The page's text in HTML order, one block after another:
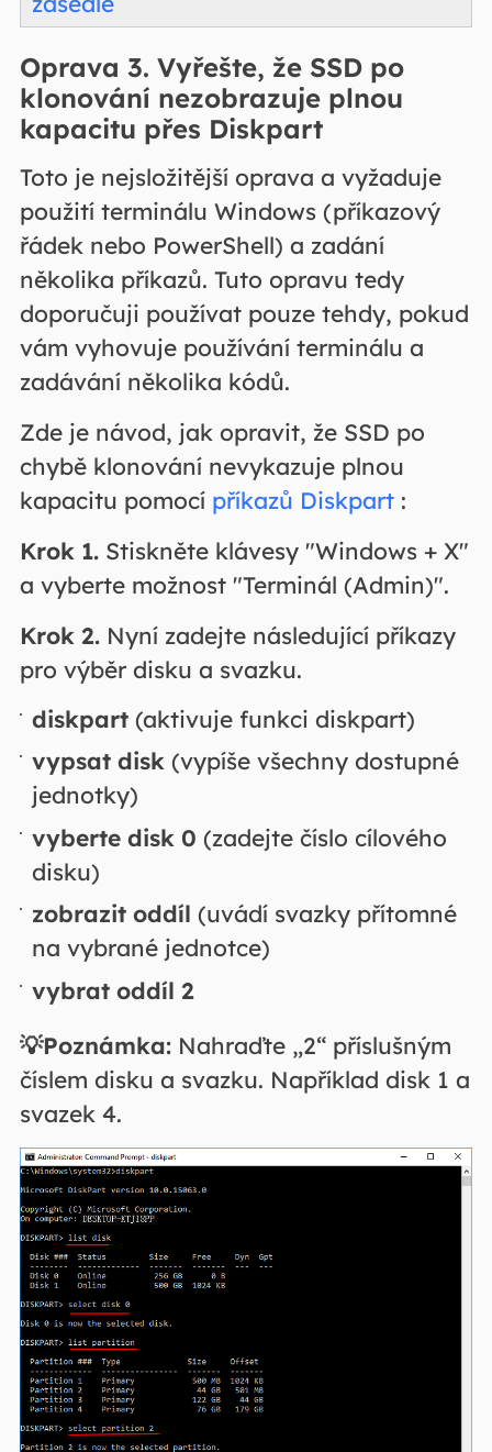
Oprava 3. Vyřešte, že SSD po
klonování nezobrazuje plnou
kapacitu přes Diskpart
Toto je nejsložitější oprava a vyžaduje
použití terminálu Windows (příkazový
řádek nebo PowerShell) a zadání
několika příkazů. Tuto opravu tedy
doporučuji používat pouze tehdy, pokud
vám vyhovuje používání terminálu a
zadávání několika kódů.
Zde je návod, jak opravit, že SSD po
chybě klonování nevykazuje plnou
kapacitu pomocí příkazů Diskpart:
Krok 1.Stiskněte klávesy "Windows + X"
a vyberte možnost "Terminál (Admin)".
Krok 2.Nyní zadejte následující příkazy
pro výběr disku a svazku.
diskpart (aktivuje funkci diskpart)
vypsat disk (vypíše všechny dostupné
jednotky)
vyberte disk 0 (zadejte číslo cílového
disku)
zobrazit oddíl (uvádí svazky přítomné
na vybrané jednotce)
vybrat oddíl 2
💡Poznámka:Nahraďte „2“ příslušným
číslem disku a svazku. Například disk 1 a
svazek 4.